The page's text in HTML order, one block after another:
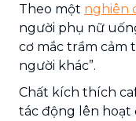
Theo một nghiên
người phụ nữ
cơ mắc trầm cảm
người khác”.
Chất kích thích
tác động lên hoạt